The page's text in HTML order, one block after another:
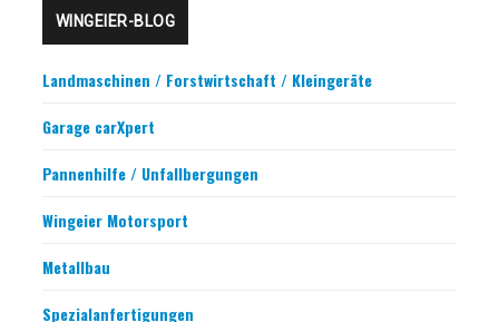
WINGEIER-BLOG
Landmaschinen / Forstwirtschaft / Kleingeräte
Garage carXpert
Pannenhilfe / Unfallbergungen
Wingeier Motorsport
Metallbau
Spezialanfertigungen